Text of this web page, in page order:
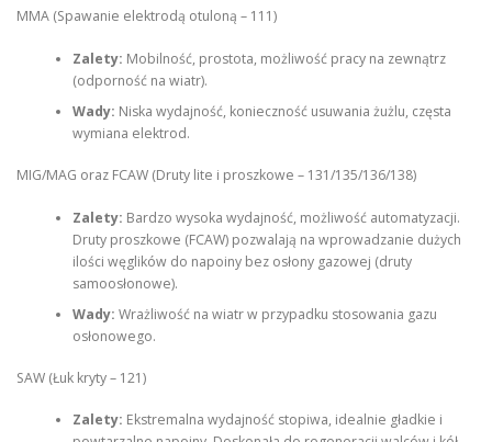
MMA (Spawanie elektrodą otuloną – 111)
Zalety: Mobilność, prostota, możliwość pracy na zewnątrz
(odporność na wiatr).
Wady: Niska wydajność, konieczność usuwania żużlu, częsta
wymiana elektrod.
MIG/MAG oraz FCAW (Druty lite i proszkowe – 131/135/136/138)
Zalety: Bardzo wysoka wydajność, możliwość automatyzacji.
Druty proszkowe (FCAW) pozwalają na wprowadzanie dużych
ilości węglików do napoiny bez osłony gazowej (druty
samoosłonowe).
Wady: Wrażliwość na wiatr w przypadku stosowania gazu
osłonowego.
SAW (Łuk kryty – 121)
Zalety: Ekstremalna wydajność stopiwa, idealnie gładkie i